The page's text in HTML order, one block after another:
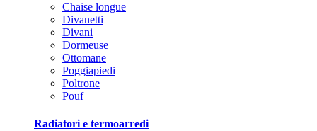
Chaise longue
Divanetti
Divani
Dormeuse
Ottomane
Poggiapiedi
Poltrone
Pouf
Radiatori e termoarredi